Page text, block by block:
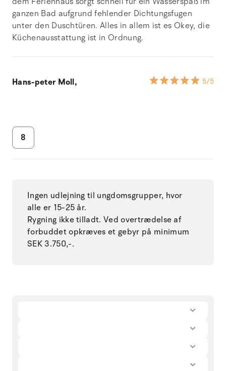
ganzen Bad aufgrund fehlender Dichtungsfugen
unter den Duschtüren. Alles in allem ist es Okey, die
Küchenausstattung ist in Ordnung.
Hans-peter Moll, 5/5
8
Ingen udlejning til ungdomsgrupper, hvor
alle er 15-25 år.
Rygning ikke tilladt. Ved overtrædelse af
forbuddet opkræves et gebyr på minimum
SEK 3.750,-.